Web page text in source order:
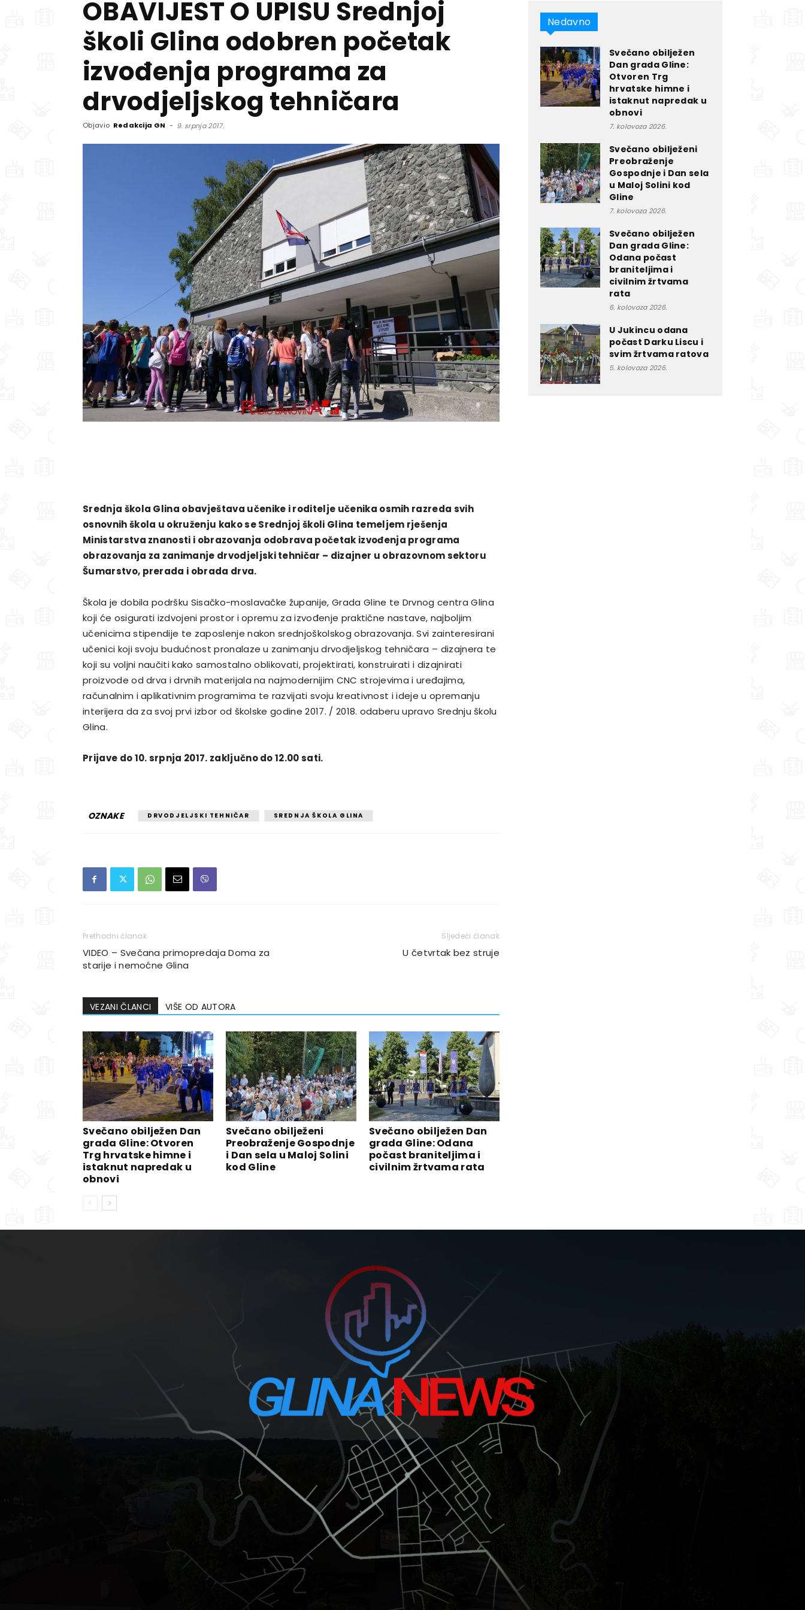
OBAVIJEST O UPISU Srednjoj
školi Glina odobren početak
izvođenja programa za
drvodjeljskog tehničara
Objavio Redakcija GN - 9. srpnja 2017.
Srednja škola Glina obavještava učenike i roditelje učenika osmih razreda svih
osnovnih škola u okruženju kako se Srednjoj školi Glina temeljem rješenja
Ministarstva znanosti i obrazovanja odobrava početak izvođenja programa
obrazovanja za zanimanje drvodjeljski tehničar – dizajner u obrazovnom sektoru
Šumarstvo, prerada i obrada drva.
Škola je dobila podršku Sisačko-moslavačke županije, Grada Gline te Drvnog centra Glina
koji će osigurati izdvojeni prostor i opremu za izvođenje praktične nastave, najboljim
učenicima stipendije te zaposlenje nakon srednjoškolskog obrazovanja. Svi zainteresirani
učenici koji svoju budućnost pronalaze u zanimanju drvodjeljskog tehničara – dizajnera te
koji su voljni naučiti kako samostalno oblikovati, projektirati, konstruirati i dizajnirati
proizvode od drva i drvnih materijala na najmodernijim CNC strojevima i uređajima,
računalnim i aplikativnim programima te razvijati svoju kreativnost i ideje u opremanju
interijera da za svoj prvi izbor od školske godine 2017. / 2018. odaberu upravo Srednju školu
Glina.
Prijave do 10. srpnja 2017. zaključno do 12.00 sati.
OZNAKE DRVODJELJSKI TEHNIČAR SREDNJA ŠKOLA GLINA
Prethodni članak
VIDEO – Svečana primopredaja Doma za
starije i nemoćne Glina
Sljedeći članak
U četvrtak bez struje
VEZANI ČLANCI VIŠE OD AUTORA
Svečano obilježen Dan
grada Gline: Otvoren
Trg hrvatske himne i
istaknut napredak u
obnovi
Svečano obilježeni
Preobraženje Gospodnje
i Dan sela u Maloj Solini
kod Gline
Svečano obilježen Dan
grada Gline: Odana
počast braniteljima i
civilnim žrtvama rata
Nedavno
Svečano obilježen
Dan grada Gline:
Otvoren Trg
hrvatske himne i
istaknut napredak u
obnovi
7. kolovoza 2026.
Svečano obilježeni
Preobraženje
Gospodnje i Dan sela
u Maloj Solini kod
Gline
7. kolovoza 2026.
Svečano obilježen
Dan grada Gline:
Odana počast
braniteljima i
civilnim žrtvama
rata
6. kolovoza 2026.
U Jukincu odana
počast Darku Liscu i
svim žrtvama ratova
5. kolovoza 2026.